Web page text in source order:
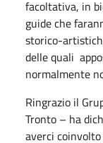
facoltativa, in
guide che
storico-
delle quali
normalmente
Ringrazio il
Tronto – ha
averci